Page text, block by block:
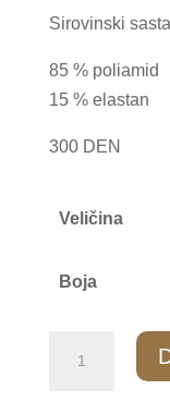
Sirovinski
85 % poliamid
15 % elastan
300 DEN
Veličina
Boja